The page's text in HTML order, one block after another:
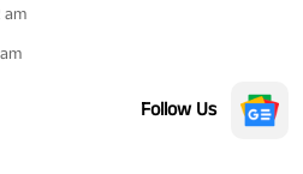
am
Follow Us